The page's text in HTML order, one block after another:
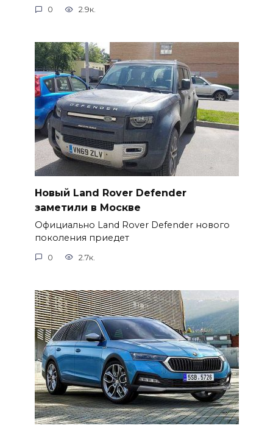
0 2.9к.
Новый Land Rover Defender
заметили в Москве
Официально Land Rover Defender нового
поколения приедет
0 2.7к.